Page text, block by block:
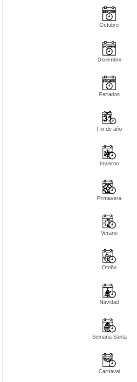
Octubre
Diciembre
Feriados
Fin de año
Invierno
Primavera
Verano
Otoño
Navidad
Semana Santa
Carnaval